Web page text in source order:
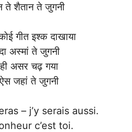
ते शैतान ते जुगनी
गीत इश्क दाखाया
अस्मां ते जुगनी
असर चढ़ गया
जहां ते जुगनी
– j’y serais aussi.
c’est toi.